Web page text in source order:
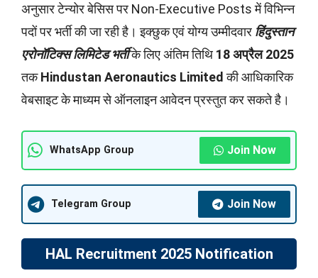
अनुसार टेन्योर बेसिस पर Non-Executive Posts में विभिन्न
पदों पर भर्ती की जा रही है। इक्छुक एवं योग्य उम्मीदवार हिंदुस्तान
एरोनॉटिक्स लिमिटेड भर्तीके लिए अंतिम तिथि 18 अप्रैल 2025
तकHindustan Aeronautics Limitedकी आधिकारिक
वेबसाइट के माध्यम से ऑनलाइन आवेदन प्रस्तुत कर सकते है।
WhatsApp Group Join Now
Telegram Group Join Now
HAL Recruitment 2025 Notification